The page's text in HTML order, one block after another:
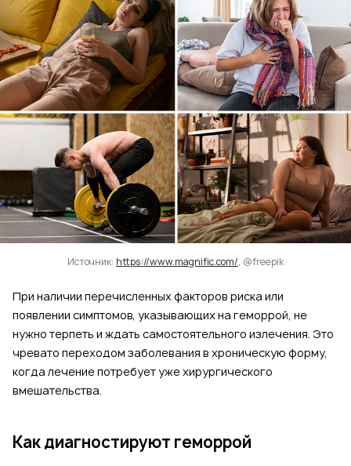
Источник: https://www.magnific.com/, @freepik
При наличии перечисленных факторов риска или
появлении симптомов, указывающих на геморрой, не
нужно терпеть и ждать самостоятельного излечения. Это
чревато переходом заболевания в хроническую форму,
когда лечение потребует уже хирургического
вмешательства.
Как диагностируют геморрой